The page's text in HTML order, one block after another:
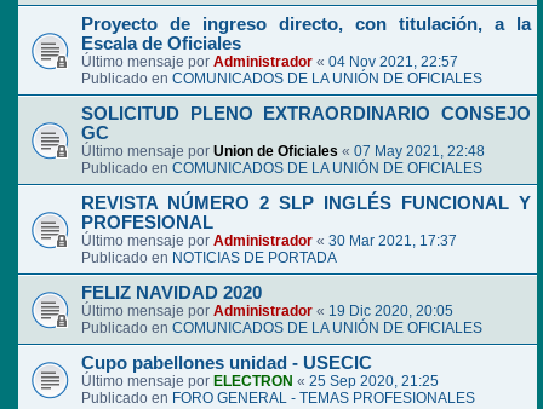
Proyecto de ingreso directo, con titulación, a la
Escala de Oficiales
Último mensaje por Administrador « 04 Nov 2021, 22:57
Publicado en COMUNICADOS DE LA UNIÓN DE OFICIALES
SOLICITUD PLENO EXTRAORDINARIO CONSEJO
GC
Último mensaje por Union de Oficiales « 07 May 2021, 22:48
Publicado en COMUNICADOS DE LA UNIÓN DE OFICIALES
REVISTA NÚMERO 2 SLP INGLÉS FUNCIONAL Y
PROFESIONAL
Último mensaje por Administrador « 30 Mar 2021, 17:37
Publicado en NOTICIAS DE PORTADA
FELIZ NAVIDAD 2020
Último mensaje por Administrador « 19 Dic 2020, 20:05
Publicado en COMUNICADOS DE LA UNIÓN DE OFICIALES
Cupo pabellones unidad - USECIC
Último mensaje por ELECTRON « 25 Sep 2020, 21:25
Publicado en FORO GENERAL - TEMAS PROFESIONALES